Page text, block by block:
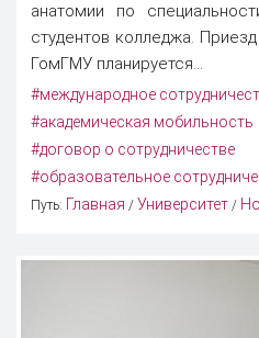
анатомии по
студентов колледжа.
ГомГМУ планируется...
#международное
#академическая мобильность
#договор о сотрудничестве
#образовательное
Путь: Главная / Университет /